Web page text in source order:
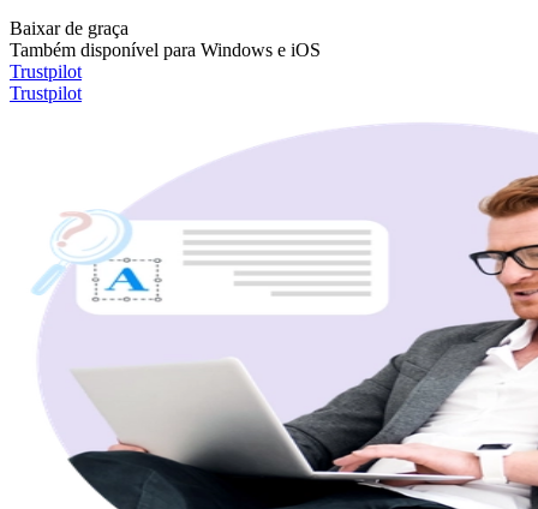
Baixar de graça
Também disponível para Windows e iOS
Trustpilot
Trustpilot